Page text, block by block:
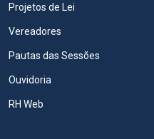
Projetos de Lei
Vereadores
Pautas das Sessões
Ouvidoria
RH Web